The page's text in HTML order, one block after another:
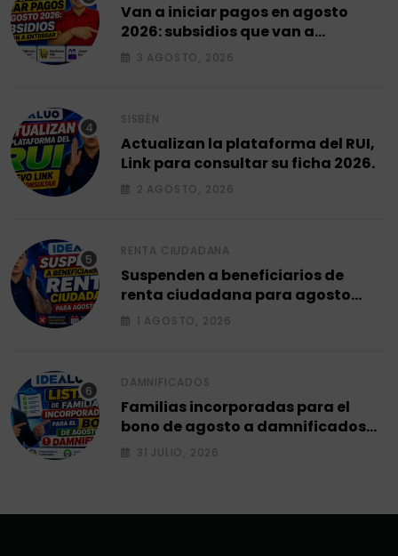
Van a iniciar pagos en agosto
2026: subsidios que van a
entregar.
3 AGOSTO, 2026
SISBÉN
Actualizan la plataforma del RUI,
Link para consultar su ficha 2026.
2 AGOSTO, 2026
RENTA CIUDADANA
Suspenden a beneficiarios de
renta ciudadana para agosto
2026.
1 AGOSTO, 2026
DAMNIFICADOS
Familias incorporadas para el
bono de agosto a damnificados
2026.
31 JULIO, 2026